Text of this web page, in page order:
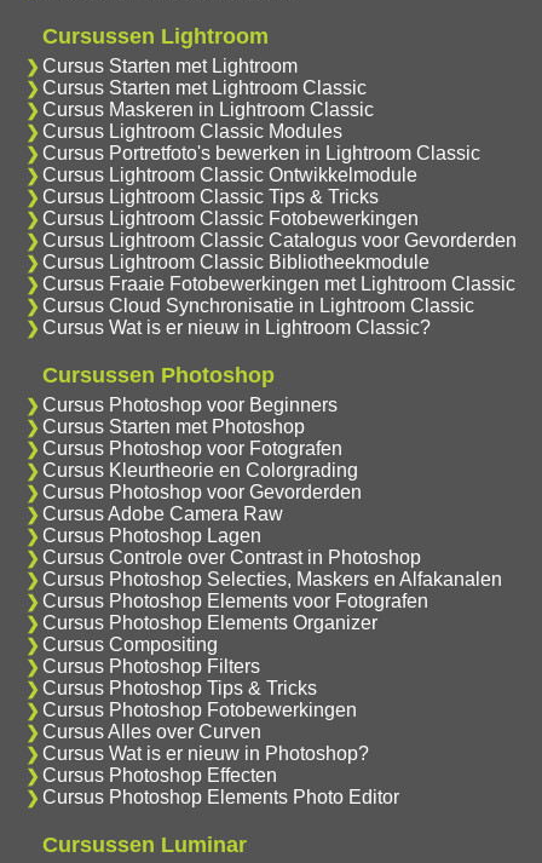
Cursussen Lightroom
Cursus Starten met Lightroom
Cursus Starten met Lightroom Classic
Cursus Maskeren in Lightroom Classic
Cursus Lightroom Classic Modules
Cursus Portretfoto's bewerken in Lightroom Classic
Cursus Lightroom Classic Ontwikkelmodule
Cursus Lightroom Classic Tips & Tricks
Cursus Lightroom Classic Fotobewerkingen
Cursus Lightroom Classic Catalogus voor Gevorderden
Cursus Lightroom Classic Bibliotheekmodule
Cursus Fraaie Fotobewerkingen met Lightroom Classic
Cursus Cloud Synchronisatie in Lightroom Classic
Cursus Wat is er nieuw in Lightroom Classic?
Cursussen Photoshop
Cursus Photoshop voor Beginners
Cursus Starten met Photoshop
Cursus Photoshop voor Fotografen
Cursus Kleurtheorie en Colorgrading
Cursus Photoshop voor Gevorderden
Cursus Adobe Camera Raw
Cursus Photoshop Lagen
Cursus Controle over Contrast in Photoshop
Cursus Photoshop Selecties, Maskers en Alfakanalen
Cursus Photoshop Elements voor Fotografen
Cursus Photoshop Elements Organizer
Cursus Compositing
Cursus Photoshop Filters
Cursus Photoshop Tips & Tricks
Cursus Photoshop Fotobewerkingen
Cursus Alles over Curven
Cursus Wat is er nieuw in Photoshop?
Cursus Photoshop Effecten
Cursus Photoshop Elements Photo Editor
Cursussen Luminar